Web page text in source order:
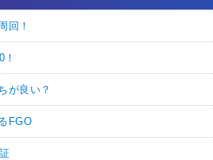
回！
が良い？
FGO